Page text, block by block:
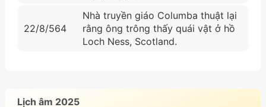
22/8/564
Nhà truyền giáo Columba thuật lại
rằng ông trông thấy quái vật ở hồ
Loch Ness, Scotland.
Lịch âm 2025